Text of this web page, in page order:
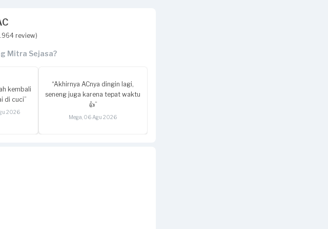
review)
Mitra Sejasa?
kembali
di cuci”
2026
“Akhirnya ACnya dingin lagi,
seneng juga karena tepat waktu
👍”
Mega, 06 Agu 2026